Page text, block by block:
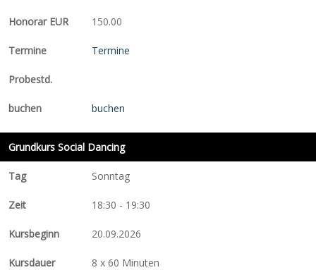
150.00
Termine
buchen
Grundkurs Social Dancing
Sonntag
18:30 - 19:30
20.09.2026
8 x 60 Minuten